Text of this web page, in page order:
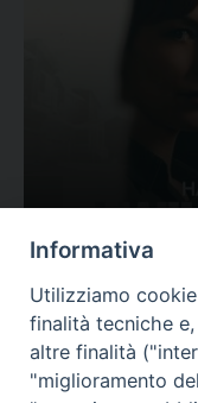
Valutazione
Complesso,
Tematica: Amore-
Informativa
Utilizziamo
finalità tecniche
altre finalità
"miglioramento